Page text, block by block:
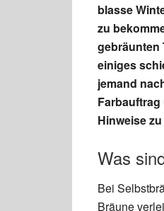
blasse
zu
gebräunten
einiges
jemand
Hinweise
Was
Bei
Bräune